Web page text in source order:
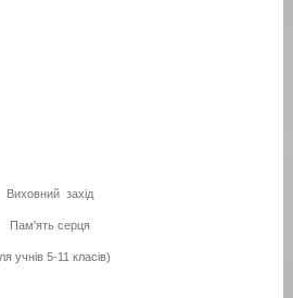
Виховний захід
Пам'ять серця
учнів 5-11 класів)